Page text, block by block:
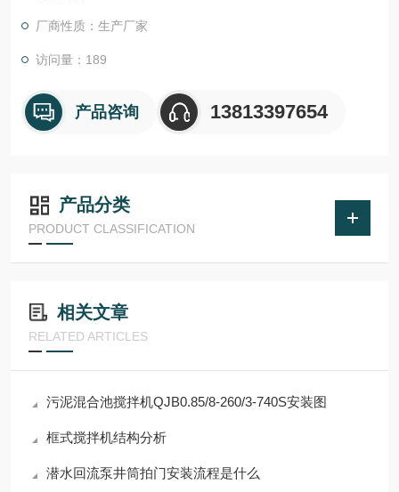
厂商性质：生产厂家
访问量：189
产品咨询 13813397654
产品分类
PRODUCT CLASSIFICATION
相关文章
RELATED ARTICLES
污泥混合池搅拌机QJB0.85/8-260/3-740S安装图
框式搅拌机结构分析
潜水回流泵井筒拍门安装流程是什么